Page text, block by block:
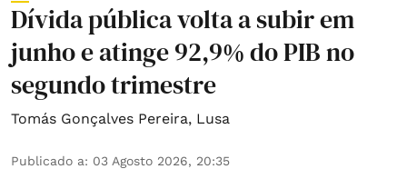
Dívida pública volta a subir em
junho e atinge 92,9% do PIB no
segundo trimestre
Tomás Gonçalves Pereira, Lusa
Publicado a: 03 Agosto 2026, 20:35